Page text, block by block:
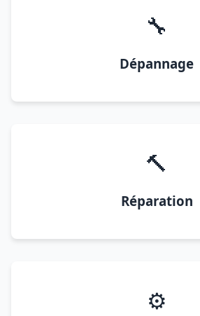
🔧
Dépannage
🔨
Réparation
⚙️